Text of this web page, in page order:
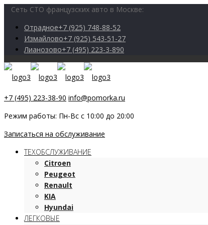
Сеть СТО французских авто в Москве:
Отрадное+7 (925) 748-88-52
Измайлово+7 (925) 543-51-27
Лианозово+7 (495) 223-3-890
+7 (495) 223-38-90 info@pomorka.ru
Режим работы: Пн-Вс с 10:00 до 20:00
Записаться на обслуживание
ТЕХОБСЛУЖИВАНИЕ
Citroen
Peugeot
Renault
KIA
Hyundai
ЛЕГКОВЫЕ